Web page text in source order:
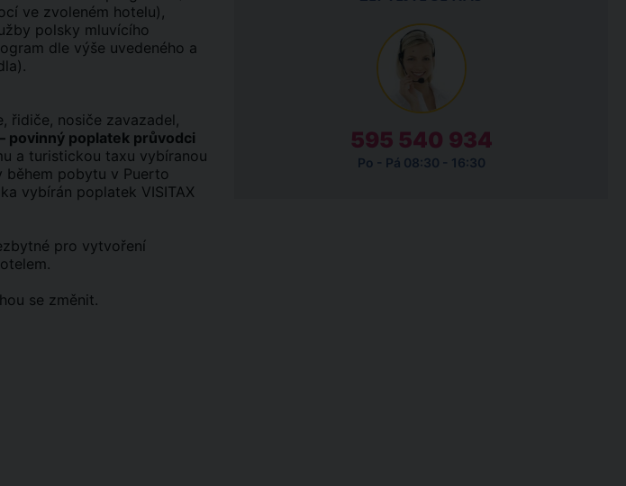
ve zvoleném hotelu),
polsky mluvícího
dle výše uvedeného a
řidiče, nosiče zavazadel,
povinný poplatek průvodci
a turistickou taxu vybíranou
během pobytu v Puerto
vybírán poplatek VISITAX
pro vytvoření
se změnit.
595 540 934
Po - Pá 08:30 - 16:30